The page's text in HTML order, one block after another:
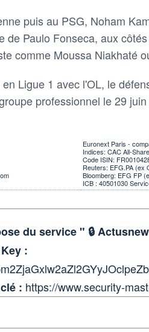
puis au PSG, Noham
de Paulo Fonseca, aux
comme Moussa Niakhaté
Ligue 1 avec l'OL, le
professionnel le 29
Euronext Paris -
Indices: CAC All-
Code ISIN:
Reuters: EFG.PA (ex
Bloomberg: EFG FP
ICB : 40501030
du service " 🔒
:
: https://www.security-